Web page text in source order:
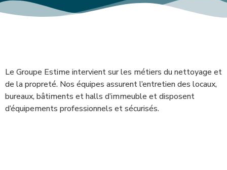
Le Groupe Estime intervient sur les métiers du nettoyage et
de la propreté. Nos équipes assurent l’entretien des locaux,
bureaux, bâtiments et halls d’immeuble et disposent
d’équipements professionnels et sécurisés.